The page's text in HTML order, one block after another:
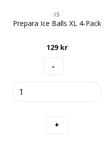
IS
Prepara Ice Balls XL 4-Pack
129 kr
Ice